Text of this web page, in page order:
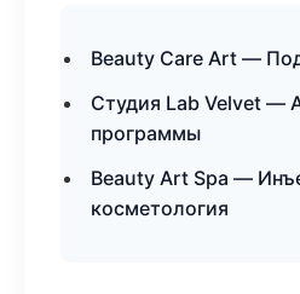
Beauty Care Art —
Студия Lab Velvet —
программы
Beauty Art Spa —
косметология